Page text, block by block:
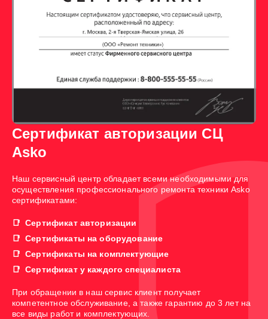
Сертификат авторизации СЦ
Asko
Наш сервисный центр обладает всеми необходимыми для
осуществления профессионального ремонта техники Asko
сертификатами:
Сертификат авторизации
Сертификаты на оборудование
Сертификаты на комплектующие
Сертификат у каждого специалиста
При обращении в наш сервис клиент получает
компетентное обслуживание, а также гарантию до 3 лет на
все виды работ и комплектующих.